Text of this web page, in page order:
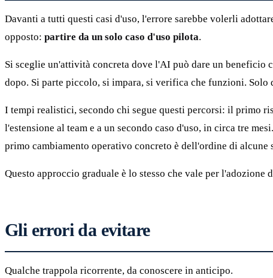
Davanti a tutti questi casi d'uso, l'errore sarebbe volerli
opposto: partire da un solo caso d'uso pilota.
Si sceglie un'attività concreta dove l'AI può dare un beneficio
dopo. Si parte piccolo, si impara, si verifica che funzioni. Solo
I tempi realistici, secondo chi segue questi percorsi: il primo
l'estensione al team e a un secondo caso d'uso, in circa tre
primo cambiamento operativo concreto è dell'ordine di alcune
Questo approccio graduale è lo stesso che vale per
Gli errori da evitare
Qualche trappola ricorrente, da conoscere in anticipo.